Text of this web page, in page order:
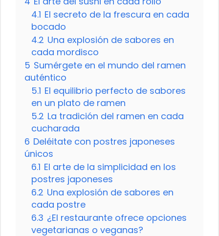
4.1 El secreto de la frescura en cada
bocado
4.2 Una explosión de sabores en
cada mordisco
5 Sumérgete en el mundo del ramen
auténtico
5.1 El equilibrio perfecto de sabores
en un plato de ramen
5.2 La tradición del ramen en cada
cucharada
6 Deléitate con postres japoneses
únicos
6.1 El arte de la simplicidad en los
postres japoneses
6.2 Una explosión de sabores en
cada postre
6.3 ¿El restaurante ofrece opciones
vegetarianas o veganas?